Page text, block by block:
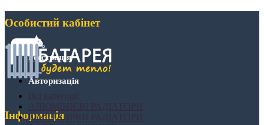
Особистий кабінет
Реєстрація
Авторизація
Інформація
БІМЕТАЛІЧНІ РАДІАТОРИ